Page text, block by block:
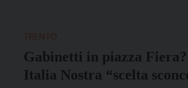
Gabinetti in piazza
Italia Nostra “scelta